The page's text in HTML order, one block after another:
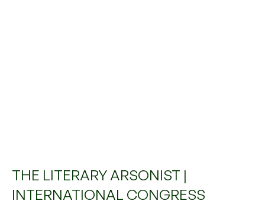
THE LITERARY ARSONIST |
INTERNATIONAL CONGRESS